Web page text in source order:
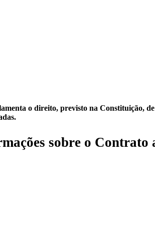
o direito, previsto na Constituição,
sobre o Contrato